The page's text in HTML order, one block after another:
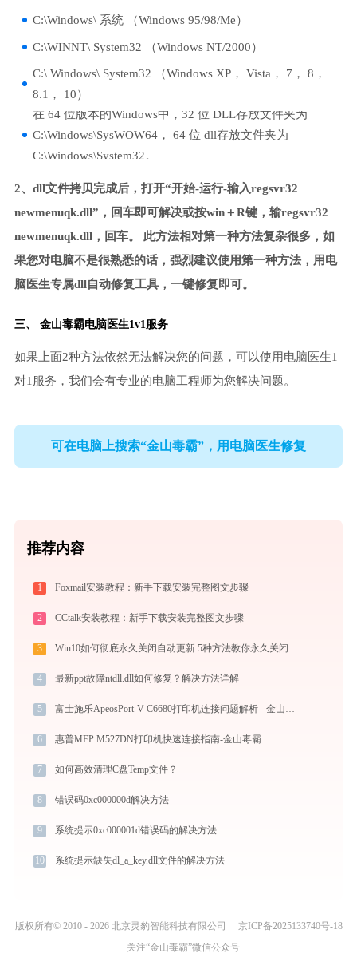
C:\Windows\ 系统 （Windows 95/98/Me）
C:\WINNT\ System32 （Windows NT/2000）
C:\ Windows\ System32 （Windows XP， Vista， 7， 8，
8.1， 10）
在 64 位版本的Windows中，32 位 DLL存放文件夹为
C:\Windows\SysWOW64， 64 位 dll存放文件夹为
C:\Windows\System32。
2、dll文件拷贝完成后，打开“开始-运行-输入regsvr32
newmenuqk.dll”，回车即可解决或按win＋R键，输regsvr32
newmenuqk.dll，回车。 此方法相对第一种方法复杂很多，如
果您对电脑不是很熟悉的话，强烈建议使用第一种方法，用电
脑医生专属dll自动修复工具，一键修复即可。
三、 金山毒霸电脑医生1v1服务
如果上面2种方法依然无法解决您的问题，可以使用电脑医生1
对1服务，我们会有专业的电脑工程师为您解决问题。
可在电脑上搜索“金山毒霸”，用电脑医生修复
推荐内容
1 Foxmail安装教程：新手下载安装完整图文步骤
2 CCtalk安装教程：新手下载安装完整图文步骤
3 Win10如何彻底永久关闭自动更新 5种方法教你永久关闭win10自动更新
4 最新ppt故障ntdll.dll如何修复？解决方法详解
5 富士施乐ApeosPort-V C6680打印机连接问题解析 - 金山毒霸
6 惠普MFP M527DN打印机快速连接指南-金山毒霸
7 如何高效清理C盘Temp文件？
8 错误码0xc000000d解决方法
9 系统提示0xc000001d错误码的解决方法
10 系统提示缺失dl_a_key.dll文件的解决方法
版权所有© 2010 - 2026 北京灵豹智能科技有限公司
京ICP备2025133740号-18
关注“金山毒霸”微信公众号